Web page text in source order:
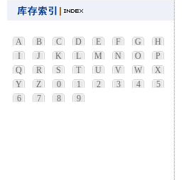
A B C D E F G
H
I
J K L M N O
P
Q
R S T U V W
X
Y
Z 0 1 2 3 4
5
6
7 8 9